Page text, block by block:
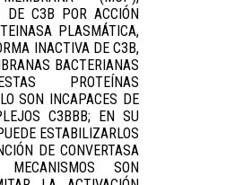
DE C3B POR ACCIÓN
PLASMÁTICA,
INACTIVA DE C3B,
BACTERIANAS
PROTEÍNAS
SON INCAPACES DE
C3BBB; EN SU
ESTABILIZARLOS
DE CONVERTASA
SON